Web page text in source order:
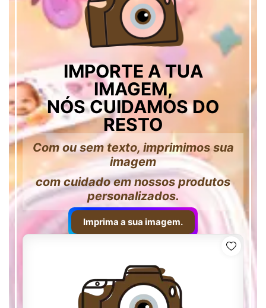
IMPORTE A TUA
IMAGEM,
NÓS CUIDAMOS DO
RESTO
Com ou sem texto, imprimimos sua
imagem
com cuidado em nossos produtos
personalizados.
Imprima a sua imagem.